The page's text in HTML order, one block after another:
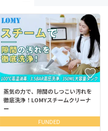
蒸気の力で、隙間のしつこい汚れを
徹底洗浄！LOMYスチームクリーナ
ー
FUNDED